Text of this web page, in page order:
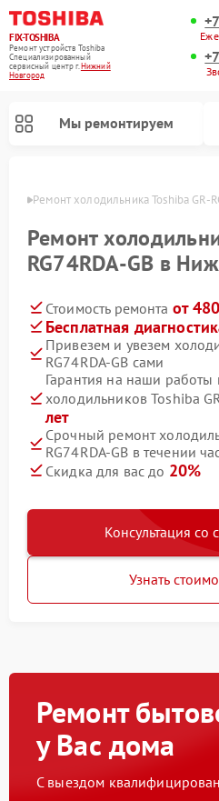
FIX-TOSHIBA
Ремонт устройств Toshiba
Специализированный
cервисный центр г.Нижний
Новгород
Мы ремонтируем
Ремонт холодильника Toshiba
Ремонт
RG74RDA-GB в
Стоимость ремонта от
Бесплатная
Привезем и увезем
RG74RDA-GB сами
Гарантия на наши работы
холодильников Toshiba
лет
Срочный ремонт
RG74RDA-GB в течении
Скидка для вас до 20%
Консультация со
Узнать
Ремонт
у Вас дома
С выездом